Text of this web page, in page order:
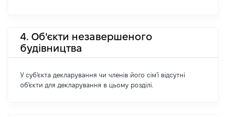
4. Об'єкти незавершеного
будівництва
У суб'єкта декларування чи членів його сім'ї відсутні
об'єкти для декларування в цьому розділі.